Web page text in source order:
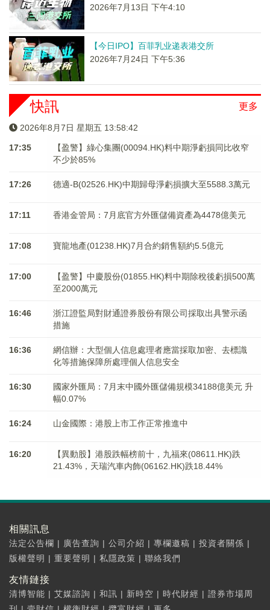
2026年7月13日 下午4:10
【今日IPO】百菲乳业递表港交所
2026年7月24日 下午5:36
更多
快訊
2026年8月7日 星期五 13:58:43
17:35
【盈警】綠心集團(00094.HK)料中期淨虧損同比收窄
不少於85%
17:26 德適-B(02526.HK)中期歸母淨虧損擴大至5588.3萬元
17:11 香港金管局：7月底官方外匯儲備資產為4478億美元
17:08 寶龍地產(01238.HK)7月合約銷售額約5.5億元
17:00
【盈警】中慶股份(01855.HK)料中期除稅後虧損500萬
至2000萬元
16:46
浙江證監局對財通證券股份有限公司採取出具警示函
措施
16:36
網信辦：大型個人信息處理者應當採取加密、去標識
化等措施保障所處理個人信息安全
16:30
國家外匯局：7月末中國外匯儲備規模34188億美元 升
幅0.07%
16:24 山金國際：港股上市工作正常推進中
16:20
【異動股】港股跌幅榜前十，九福來(08611.HK)跌
21.43%，天瑞汽車内飾(06162.HK)跌18.44%
相關訊息
法定公告欄 | 廣告查詢 | 公司介紹 | 專欄邀稿 | 投資者關係 |
版權聲明 | 重要聲明 | 私隱政策 | 聯絡我們
友情鏈接
清博智能 | 艾媒諮詢 | 和訊 | 新時空 | 時代財經 | 證券市場周